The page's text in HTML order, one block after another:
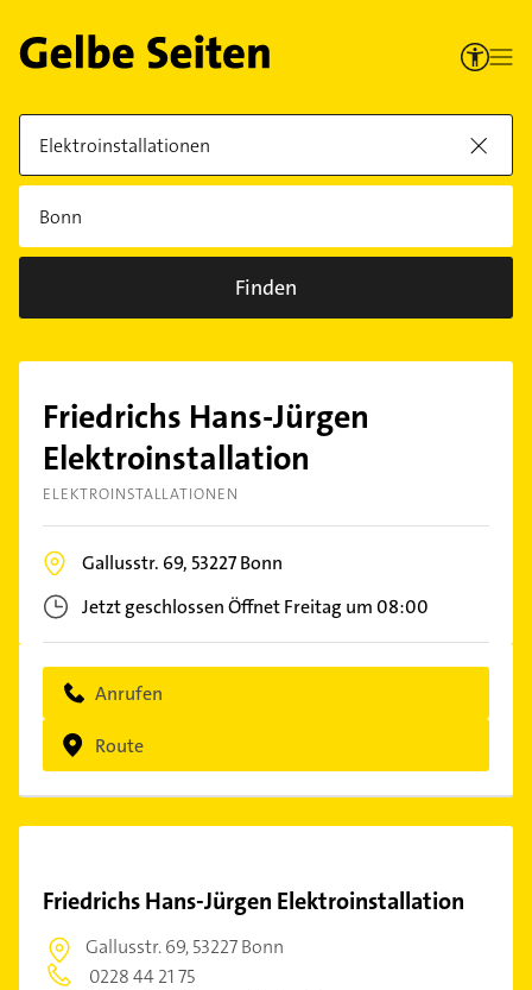
Finden
Friedrichs Hans-Jürgen
Elektroinstallation
ELEKTROINSTALLATIONEN
Gallusstr. 69, 53227Bonn
Jetzt geschlossenÖffnet Freitag um 08:00
Anrufen
Route
Friedrichs Hans-Jürgen Elektroinstallation
Gallusstr. 69,53227 Bonn
0228 44 21 75